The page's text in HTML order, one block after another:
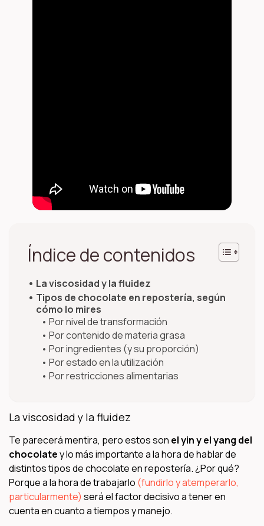
Índice de contenidos
La viscosidad y la fluidez
Tipos de chocolate en repostería, según
cómo lo mires
Por nivel de transformación
Por contenido de materia grasa
Por ingredientes (y su proporción)
Por estado en la utilización
Por restricciones alimentarias
La viscosidad y la fluidez
Te parecerá mentira, pero estos son el yin y el yang del
chocolatey lo más importante a la hora de hablar de
distintos tipos de chocolate en repostería. ¿Por qué?
Porque a la hora de trabajarlo (fundirlo y atemperarlo,
particularmente) será el factor decisivo a tener en
cuenta en cuanto a tiempos y manejo.